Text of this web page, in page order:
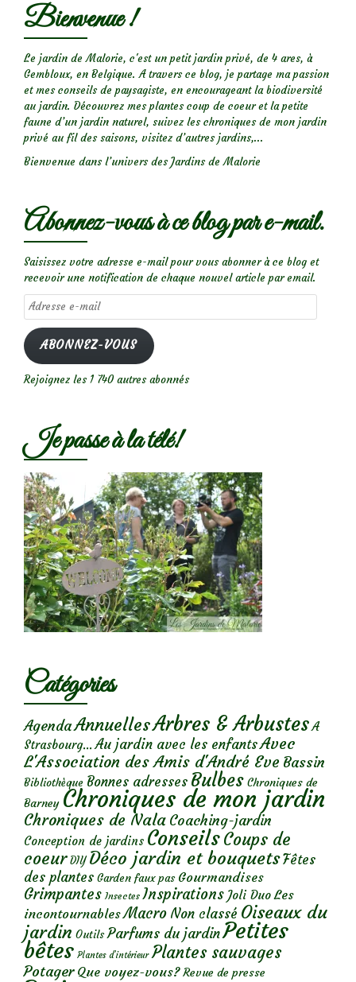
Bienvenue !
Le jardin de Malorie, c'est un petit jardin privé, de 4 ares, à
Gembloux, en Belgique. A travers ce blog, je partage ma passion
et mes conseils de paysagiste, en encourageant la biodiversité
au jardin. Découvrez mes plantes coup de coeur et la petite
faune d’un jardin naturel, suivez les chroniques de mon jardin
privé au fil des saisons, visitez d’autres jardins,...
Bienvenue dans l’univers des Jardins de Malorie
Abonnez-vous à ce blog par e-mail.
Saisissez votre adresse e-mail pour vous abonner à ce blog et
recevoir une notification de chaque nouvel article par email.
Adresse
e-
mail
ABONNEZ-VOUS
Rejoignez les 1 740 autres abonnés
Je passe à la télé!
Catégories
AgendaAnnuellesArbres & Arbustes A
Strasbourg... Au jardin avec les enfantsAvec
L'Association des Amis d'André Eve Bassin
Bibliothèque Bonnes adresses Bulbes Chroniques de
Barney Chroniques de mon jardin
Chroniques de Nala Coaching-jardin
Conception de jardins ConseilsCoups de
coeur DIY Déco jardin et bouquetsFêtes
des plantes Garden faux pas Gourmandises
Grimpantes Insectes Inspirations Joli Duo Les
incontournables Macro Non classé Oiseaux du
jardin Outils Parfums du jardinPetites
bêtes Plantes d’intérieur Plantes sauvages
Potager Que voyez-vous? Revue de presse